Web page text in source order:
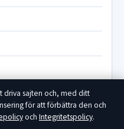
driva sajten och, med ditt
för att förbättra den och
och Integritetspolicy.